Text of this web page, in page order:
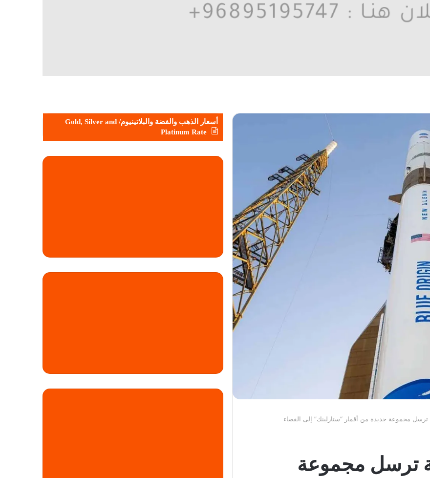
مجموعة جديدة من أقمار “ستارلينك” إلى الفضاء
ترسل مجموعة
أسعار الذهب والفضة والبلاتينيوم/ Gold, Silver and
Platinum Rate